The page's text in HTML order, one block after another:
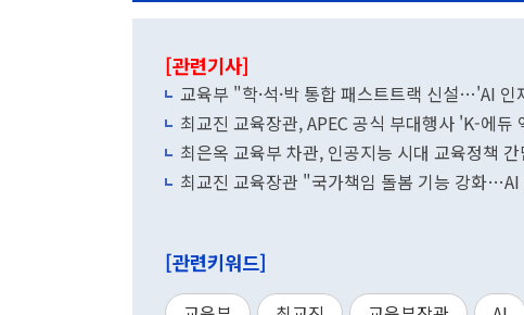
[관련기사]
교육부 "학·석·박 통합 패스트트랙 신설…'AI
최교진 교육장관, APEC 공식 부대행사 'K-에듀
최은옥 교육부 차관, 인공지능 시대 교육정책 간
최교진 교육장관 "국가책임 돌봄 기능 강화
[관련키워드]